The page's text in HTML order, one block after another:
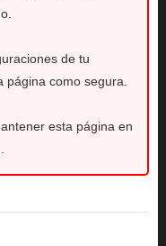
de tu
como segura.
esta página en